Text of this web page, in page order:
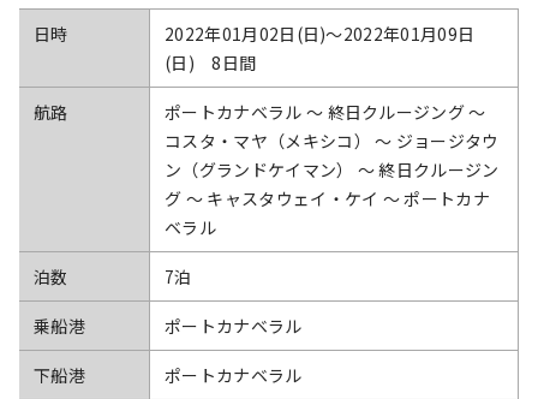
日時
2022年01月02日(日)〜2022年01月09日
(日) 8日間
航路
ポートカナベラル ～ 終日クルージング ～
コスタ・マヤ（メキシコ） ～ ジョージタウ
ン（グランドケイマン） ～ 終日クルージン
グ ～ キャスタウェイ・ケイ ～ ポートカナ
ベラル
泊数 7泊
乗船港 ポートカナベラル
下船港 ポートカナベラル